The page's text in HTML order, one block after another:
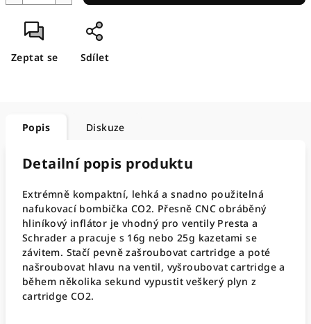
Zeptat se Sdílet
Popis Diskuze
Detailní popis produktu
Extrémně kompaktní, lehká a snadno použitelná
nafukovací bombička CO2. Přesně CNC obráběný
hliníkový inflátor je vhodný pro ventily Presta a
Schrader a pracuje s 16g nebo 25g kazetami se
závitem. Stačí pevně zašroubovat cartridge a poté
našroubovat hlavu na ventil, vyšroubovat cartridge a
během několika sekund vypustit veškerý plyn z
cartridge CO2.